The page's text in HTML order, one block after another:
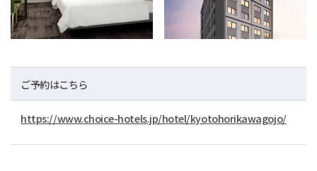
ご予約はこちら
https://www.choice-hotels.jp/hotel/kyotohorikawagojo/